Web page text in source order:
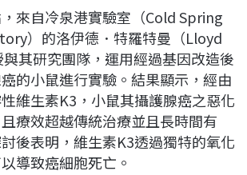
來自冷泉港實驗室（Cold Spring
）的洛伊德．特羅特曼（Lloyd
其研究團隊，運用經過基因改造後
的小鼠進行實驗。結果顯示，經由
維生素K3，小鼠其攝護腺癌之惡化
療效超越傳統治療並且長時間有
後表明，維生素K3透過獨特的氧化
導致癌細胞死亡。